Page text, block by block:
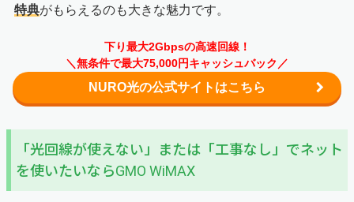
特典がもらえるのも大きな魅力です。
下り最大2Gbpsの高速回線！
＼無条件で最大75,000円キャッシュバック／
NURO光の公式サイトはこちら
「光回線が使えない」または「工事なし」でネット
を使いたいならGMO WiMAX